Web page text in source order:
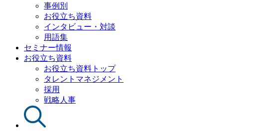
事例別
お役立ち資料
インタビュー・対談
用語集
セミナー情報
お役立ち資料
お役立ち資料トップ
タレントマネジメント
採用
戦略人事